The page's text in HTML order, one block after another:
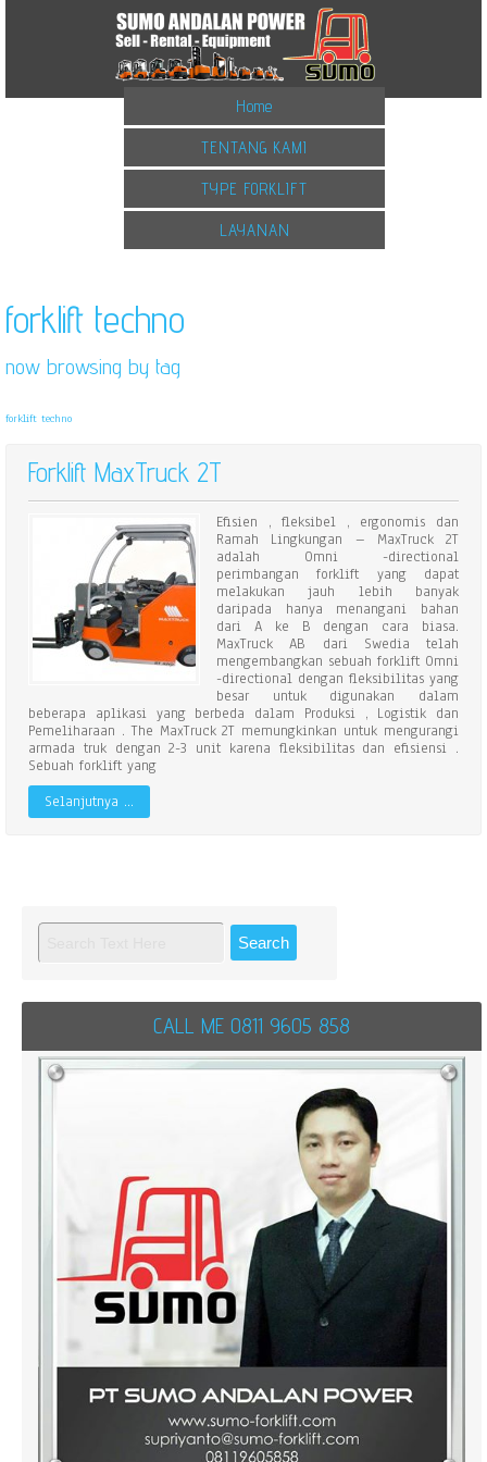
Home
TENTANG KAMI
TYPE FORKLIFT
LAYANAN
forklift techno
now browsing by tag
forklift techno
Forklift MaxTruck 2T
Efisien , fleksibel , ergonomis dan
Ramah Lingkungan – MaxTruck 2T
adalah Omni -directional
perimbangan forklift yang dapat
melakukan jauh lebih banyak
daripada hanya menangani bahan
dari A ke B dengan cara biasa.
MaxTruck AB dari Swedia telah
mengembangkan sebuah forklift Omni
-directional dengan fleksibilitas yang
besar untuk digunakan dalam
beberapa aplikasi yang berbeda dalam Produksi , Logistik dan
Pemeliharaan . The MaxTruck 2T memungkinkan untuk mengurangi
armada truk dengan 2-3 unit karena fleksibilitas dan efisiensi .
Sebuah forklift yang
Selanjutnya …
CALL ME 0811 9605 858